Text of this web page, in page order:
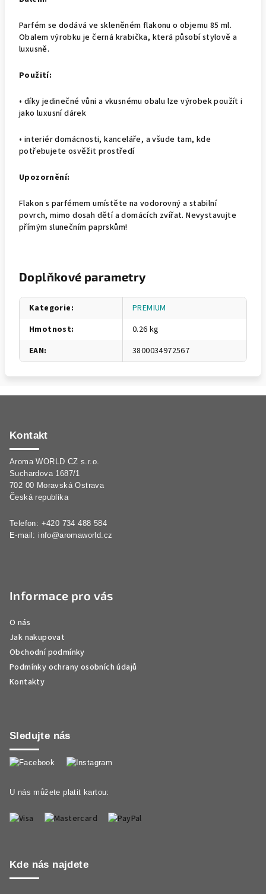
Parfém se dodává ve skleněném flakonu o objemu 85 ml.
Obalem výrobku je černá krabička, která působí stylově a
luxusně.
Použití:
• díky jedinečné vůni a vkusnému obalu lze výrobek použít i
jako luxusní dárek
• interiér domácnosti, kanceláře, a všude tam, kde
potřebujete osvěžit prostředí
Upozornění:
Flakon s parfémem umístěte na vodorovný a stabilní
povrch, mimo dosah dětí a domácích zvířat. Nevystavujte
přímým slunečním paprskům!
Doplňkové parametry
Kategorie:
PREMIUM
Hmotnost:
0.26 kg
EAN: 3800034972567
Kontakt
Aroma WORLD CZ s.r.o.
Suchardova 1687/1
702 00 Moravská Ostrava
Česká republika
Telefon: +420 734 488 584
E-mail: info@aromaworld.cz
Informace pro vás
O nás
Jak nakupovat
Obchodní podmínky
Podmínky ochrany osobních údajů
Kontakty
Sledujte nás
U nás můžete platit kartou:
Kde nás najdete